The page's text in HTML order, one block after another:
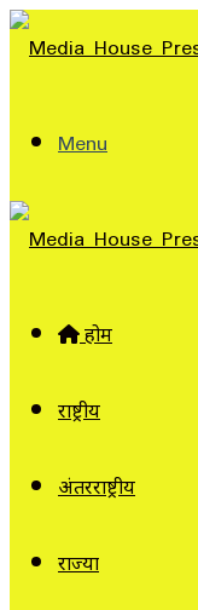
Menu
होम
राष्ट्रीय
अंतरराष्ट्रीय
राज्यों